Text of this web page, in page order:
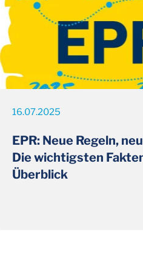
16.07.2025
EPR: Neue Regeln,
Die wichtigsten
Überblick